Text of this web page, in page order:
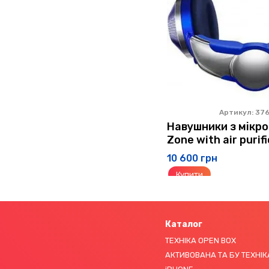
Артикул:
Навушники з
Zone with air
Blue/Prussian Blue
10 600 грн
Купити
Каталог
ТЕХНІКА OPEN BOX
АКТИВОВАНА ТА БУ